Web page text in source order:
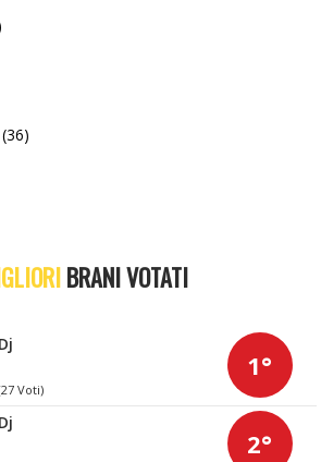
BRANI VOTATI
Voti)
1°
2°